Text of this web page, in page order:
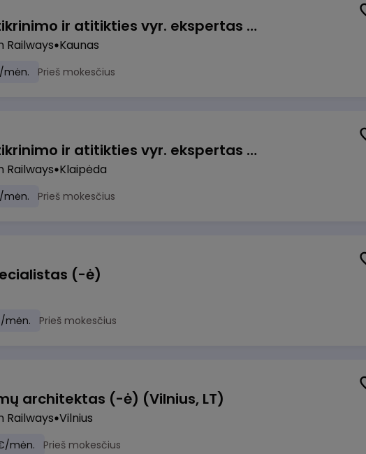
Veiklos užtikrinimo ir atitikties vyr. ekspertas (-ė) (Kaunas) (Kaunas, LT)
Railways Kaunas
mėn. Prieš mokesčius
Veiklos užtikrinimo ir atitikties vyr. ekspertas (-ė) (Klaipėda) (Klaipėda, LT)
Railways Klaipėda
mėn. Prieš mokesčius
(-ė)
mėn. Prieš mokesčius
architektas (-ė) (Vilnius, LT)
Railways Vilnius
mėn. Prieš mokesčius